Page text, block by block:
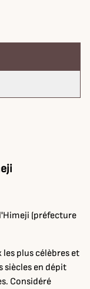
(préfecture
les plus célèbres et
siècles en dépit
Considéré